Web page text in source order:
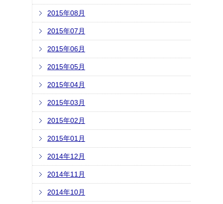
2015年08月
2015年07月
2015年06月
2015年05月
2015年04月
2015年03月
2015年02月
2015年01月
2014年12月
2014年11月
2014年10月